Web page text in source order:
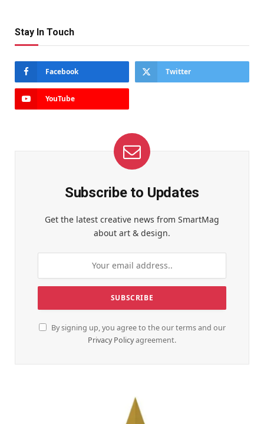
Stay In Touch
Facebook Twitter
YouTube
Subscribe to Updates
Get the latest creative news from SmartMag
about art & design.
By signing up, you agree to the our terms and our
Privacy Policyagreement.